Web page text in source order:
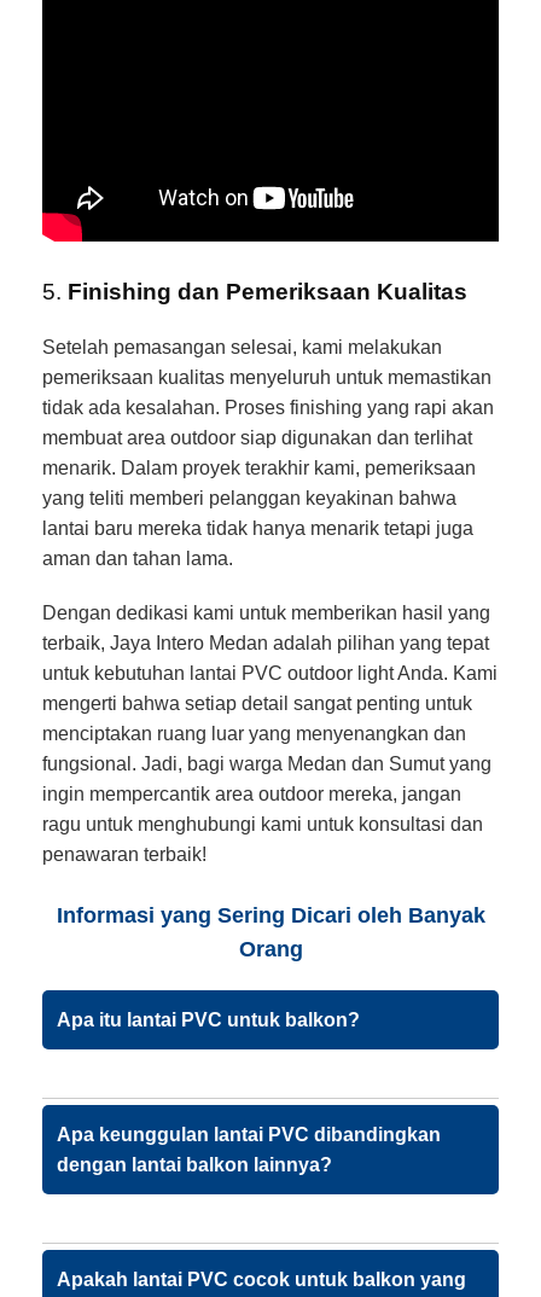
5. Finishing dan Pemeriksaan Kualitas
Setelah pemasangan selesai, kami melakukan
pemeriksaan kualitas menyeluruh untuk memastikan
tidak ada kesalahan. Proses finishing yang rapi akan
membuat area outdoor siap digunakan dan terlihat
menarik. Dalam proyek terakhir kami, pemeriksaan
yang teliti memberi pelanggan keyakinan bahwa
lantai baru mereka tidak hanya menarik tetapi juga
aman dan tahan lama.
Dengan dedikasi kami untuk memberikan hasil yang
terbaik, Jaya Intero Medan adalah pilihan yang tepat
untuk kebutuhan lantai PVC outdoor light Anda. Kami
mengerti bahwa setiap detail sangat penting untuk
menciptakan ruang luar yang menyenangkan dan
fungsional. Jadi, bagi warga Medan dan Sumut yang
ingin mempercantik area outdoor mereka, jangan
ragu untuk menghubungi kami untuk konsultasi dan
penawaran terbaik!
Informasi yang Sering Dicari oleh Banyak
Orang
Apa itu lantai PVC untuk balkon?
Apa keunggulan lantai PVC dibandingkan
dengan lantai balkon lainnya?
Apakah lantai PVC cocok untuk balkon yang